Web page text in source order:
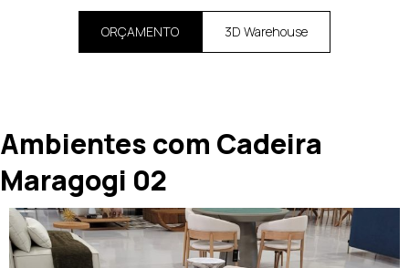
ORÇAMENTO 3D Warehouse
Ambientes com Cadeira
Maragogi 02